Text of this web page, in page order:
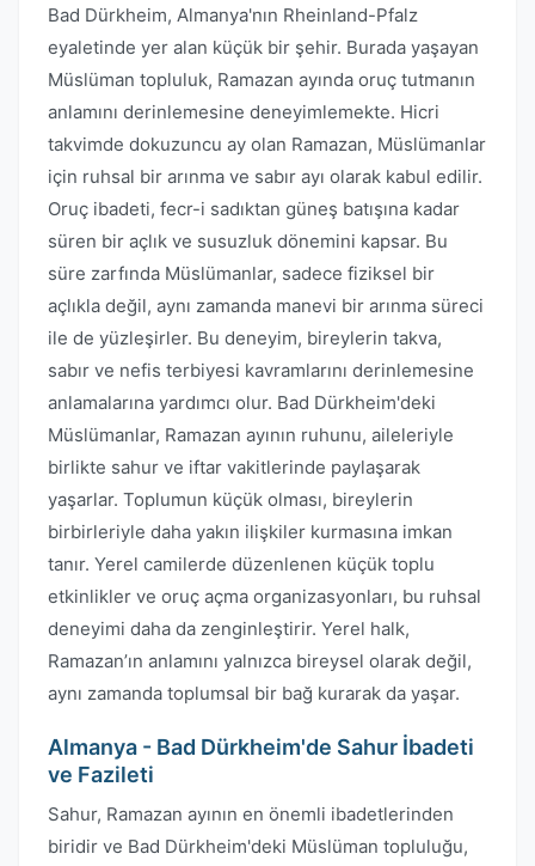
Bad Dürkheim, Almanya'nın Rheinland-Pfalz
eyaletinde yer alan küçük bir şehir. Burada yaşayan
Müslüman topluluk, Ramazan ayında oruç tutmanın
anlamını derinlemesine deneyimlemekte. Hicri
takvimde dokuzuncu ay olan Ramazan, Müslümanlar
için ruhsal bir arınma ve sabır ayı olarak kabul edilir.
Oruç ibadeti, fecr-i sadıktan güneş batışına kadar
süren bir açlık ve susuzluk dönemini kapsar. Bu
süre zarfında Müslümanlar, sadece fiziksel bir
açlıkla değil, aynı zamanda manevi bir arınma süreci
ile de yüzleşirler. Bu deneyim, bireylerin takva,
sabır ve nefis terbiyesi kavramlarını derinlemesine
anlamalarına yardımcı olur. Bad Dürkheim'deki
Müslümanlar, Ramazan ayının ruhunu, aileleriyle
birlikte sahur ve iftar vakitlerinde paylaşarak
yaşarlar. Toplumun küçük olması, bireylerin
birbirleriyle daha yakın ilişkiler kurmasına imkan
tanır. Yerel camilerde düzenlenen küçük toplu
etkinlikler ve oruç açma organizasyonları, bu ruhsal
deneyimi daha da zenginleştirir. Yerel halk,
Ramazan’ın anlamını yalnızca bireysel olarak değil,
aynı zamanda toplumsal bir bağ kurarak da yaşar.
Almanya - Bad Dürkheim'de Sahur İbadeti
ve Fazileti
Sahur, Ramazan ayının en önemli ibadetlerinden
biridir ve Bad Dürkheim'deki Müslüman topluluğu,